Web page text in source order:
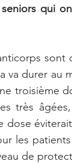
qui
sont
va durer au
troisième
très
les
de